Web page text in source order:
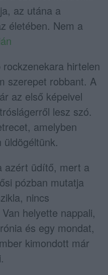
az utána a
életében. Nem a
hirtelen
szerepet robbant. A
az első képeivel
lesz szó.
amelyben
azért üdítő, mert a
pózban mutatja
nincs
helyette nappali,
és egy mondat,
kimondott már